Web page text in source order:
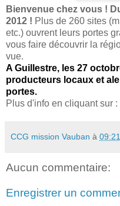
Bienvenue chez vous !
2012 ! Plus de 260 sites
etc.) ouvrent leurs portes
vous faire découvrir la
vue.
A Guillestre, les 27
producteurs locaux et
portes.
Plus d'info en cliquant sur :
CCG mission Vauban à 09:21
Aucun commentaire:
Enregistrer un